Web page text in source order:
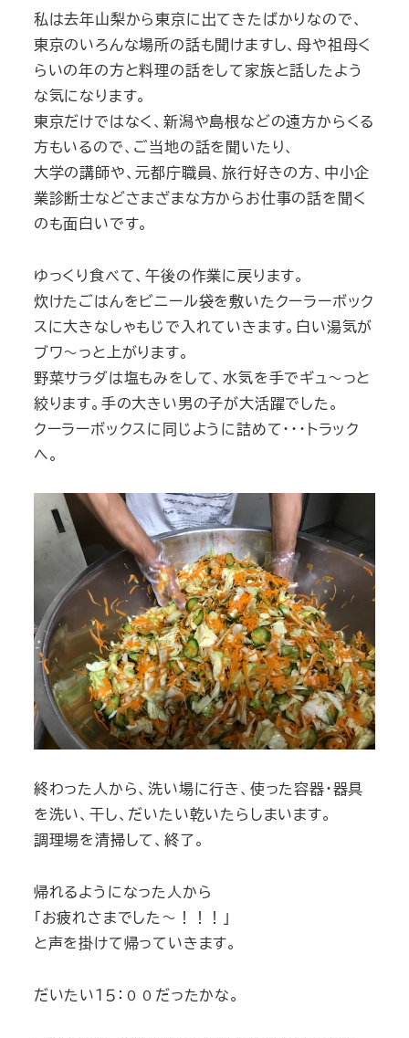
私は去年山梨から東京に出てきたばかりなので、
東京のいろんな場所の話も聞けますし、母や祖母く
らいの年の方と料理の話をして家族と話したよう
な気になります。
東京だけではなく、新潟や島根などの遠方からくる
方もいるので、ご当地の話を聞いたり、
大学の講師や、元都庁職員、旅行好きの方、中小企
業診断士などさまざまな方からお仕事の話を聞く
のも面白いです。
ゆっくり食べて、午後の作業に戻ります。
炊けたごはんをビニール袋を敷いたクーラーボック
スに大きなしゃもじで入れていきます。白い湯気が
ブワ～っと上がります。
野菜サラダは塩もみをして、水気を手でギュ～っと
絞ります。手の大きい男の子が大活躍でした。
クーラーボックスに同じように詰めて・・・トラック
へ。
終わった人から、洗い場に行き、使った容器・器具
を洗い、干し、だいたい乾いたらしまいます。
調理場を清掃して、終了。
帰れるようになった人から
「お疲れさまでした～！！！」
と声を掛けて帰っていきます。
だいたい１５：００だったかな。